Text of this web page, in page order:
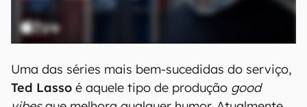
Uma das séries mais bem-sucedidas do serviço,
Ted Lasso é aquele tipo de produção good